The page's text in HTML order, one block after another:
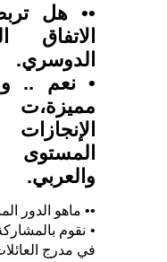
•• هل
الاتفاق
الدوسري.
• نعم ..
المستوى
والعربي.
•• ماهو الدور
• نقوم
في مدرج